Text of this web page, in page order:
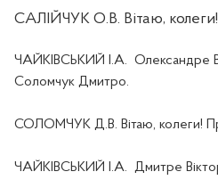
САЛІЙЧУК О.В. Вітаю,
ЧАЙКІВСЬКИЙ І.А. Олександре
Соломчук Дмитро.
СОЛОМЧУК Д.В. Вітаю, колеги!
ЧАЙКІВСЬКИЙ І.А. Дмитре